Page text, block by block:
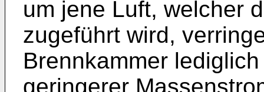
um jene Luft, welcher
zugeführt wird,
Brennkammer
geringerer